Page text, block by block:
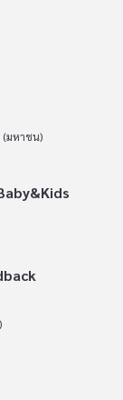
(มหาชน)